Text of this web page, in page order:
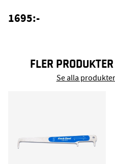
1695:-
FLER
Se alla